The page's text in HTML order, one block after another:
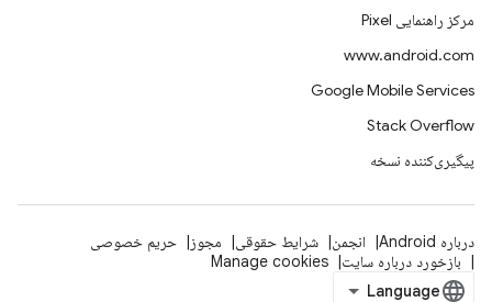
مرکز راهنمایی Pixel
www.android.com
Google Mobile Services
Stack Overflow
پیگیری‌کننده نسخه
درباره Android انجمن شرایط حقوقی مجوز
حریم خصوصی
بازخورد درباره سایت
Manage cookies